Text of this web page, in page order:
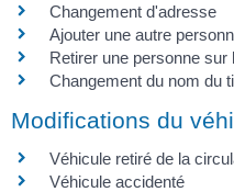
Changement d'adresse
Ajouter une autre
Retirer une personne sur
Changement du nom du
Modifications du
Véhicule retiré de la
Véhicule accidenté